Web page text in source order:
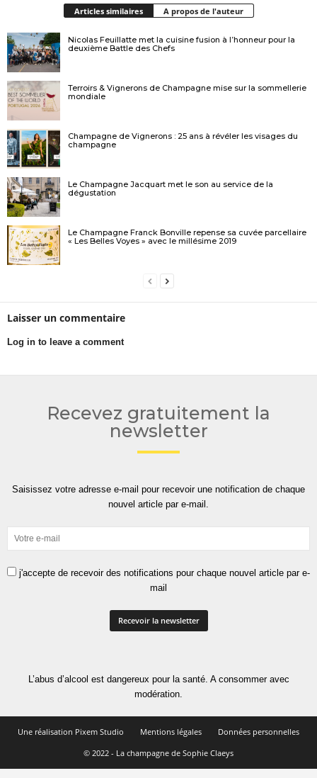
Articles similaires A propos de l'auteur
Nicolas Feuillatte met la cuisine fusion à l’honneur pour la
deuxième Battle des Chefs
Terroirs & Vignerons de Champagne mise sur la sommellerie
mondiale
Champagne de Vignerons : 25 ans à révéler les visages du
champagne
Le Champagne Jacquart met le son au service de la
dégustation
Le Champagne Franck Bonville repense sa cuvée parcellaire
« Les Belles Voyes » avec le millésime 2019
Laisser un commentaire
Log in to leave a comment
Recevez gratuitement la
newsletter
Saisissez votre adresse e-mail pour recevoir une notification de chaque
nouvel article par e-mail.
j'accepte de recevoir des notifications pour chaque nouvel article par e-
mail
L’abus d’alcool est dangereux pour la santé. A consommer avec
modération.
Une réalisation Pixem Studio Mentions légales
Données personnelles
© 2022 - La champagne de Sophie Claeys